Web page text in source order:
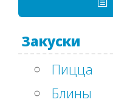
Закуски
Пицца
Блины